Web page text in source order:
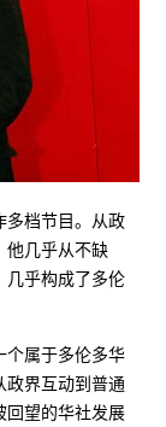
多档节目。从政
他几乎从不缺
几乎构成了多伦
个属于多伦多华
政界互动到普通
回望的华社发展